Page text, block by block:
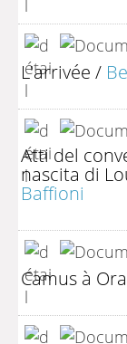
L'arrivée /
Atti del
nascita di
Baffioni
Camus à